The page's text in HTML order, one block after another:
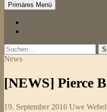
Primäres Menü
Suchen
nach:
News
[NEWS] Pierce
19. September 2016 Uwe Webel